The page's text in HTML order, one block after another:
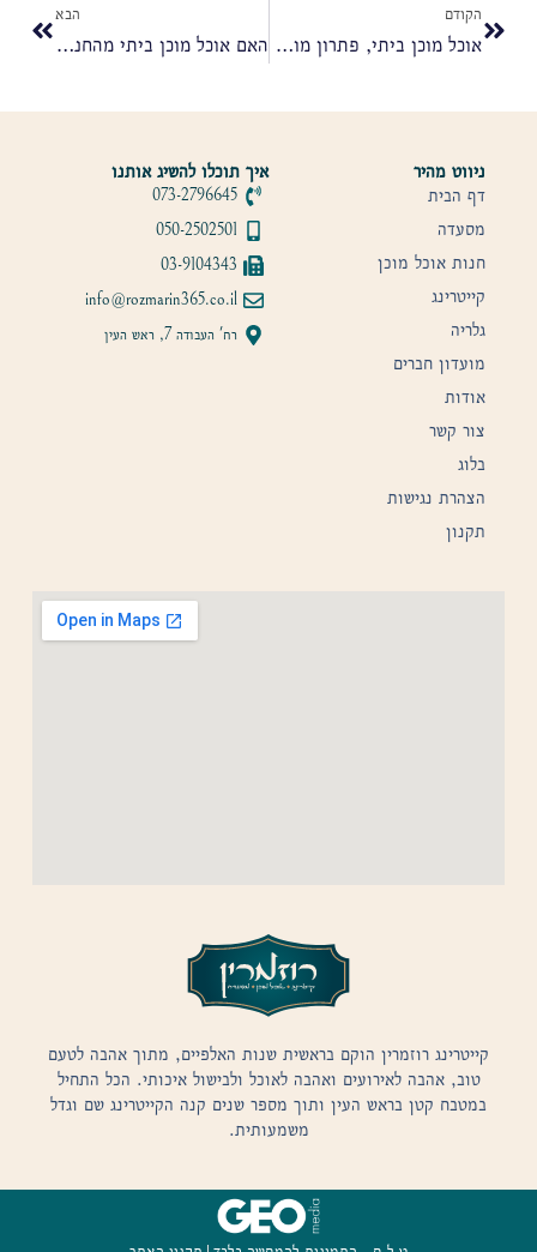
הקודם
אוכל מוכן ביתי, פתרון מושלם לשגרה עמוסה
הבא
האם אוכל מוכן ביתי מהחנות יכול להיות בריא כמו אוכל מבושל בבית?
קייטרינג רוזמרין הוקם בראשית שנות האלפיים, מתוך אהבה לטעם
טוב, אהבה לאירועים ואהבה לאוכל ולבישול איכותי. הכל התחיל
במטבח קטן בראש העין ותוך מספר שנים קנה הקייטרינג שם וגדל
משמעותית.
ניווט מהיר
דף הבית
מסעדה
חנות אוכל מוכן
קייטרינג
גלריה
מועדון חברים
אודות
צור קשר
בלוג
הצהרת נגישות
תקנון
איך תוכלו להשיג אותנו
073-2796645
050-2502501
03-9104343
info@rozmarin365.co.il
רח' העבודה 7, ראש העין